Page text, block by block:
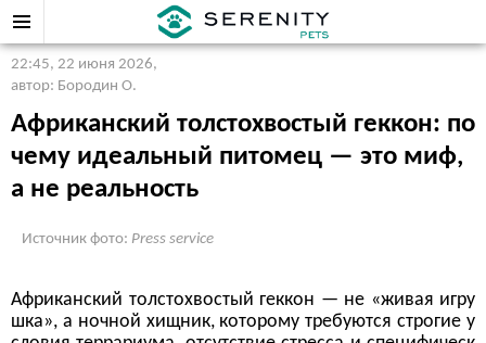
22:45, 22 июня 2026,
автор: Бородин О.
Африканский толстохвостый геккон: по
чему идеальный питомец — это миф,
а не реальность
Источник фото: Press service
Африканский толстохвостый геккон — не «живая игру
шка», а ночной хищник, которому требуются строгие у